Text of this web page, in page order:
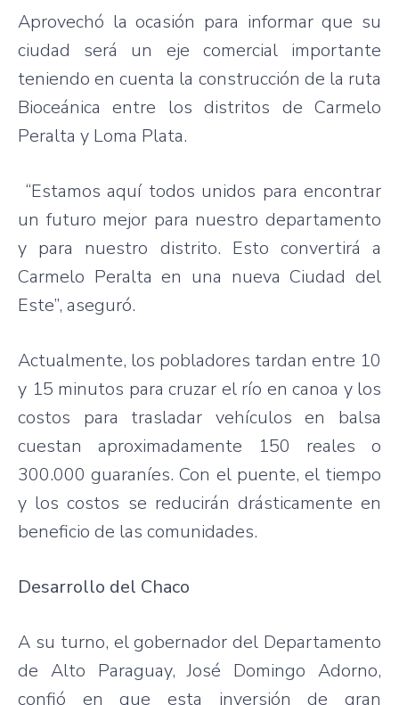
Aprovechó la ocasión para informar que su
ciudad será un eje comercial importante
teniendo en cuenta la construcción de la ruta
Bioceánica entre los distritos de Carmelo
Peralta y Loma Plata.
“Estamos aquí todos unidos para encontrar
un futuro mejor para nuestro departamento
y para nuestro distrito. Esto convertirá a
Carmelo Peralta en una nueva Ciudad del
Este”, aseguró.
Actualmente, los pobladores tardan entre 10
y 15 minutos para cruzar el río en canoa y los
costos para trasladar vehículos en balsa
cuestan aproximadamente 150 reales o
300.000 guaraníes. Con el puente, el tiempo
y los costos se reducirán drásticamente en
beneficio de las comunidades.
Desarrollo del Chaco
A su turno, el gobernador del Departamento
de Alto Paraguay, José Domingo Adorno,
confió en que esta inversión de gran